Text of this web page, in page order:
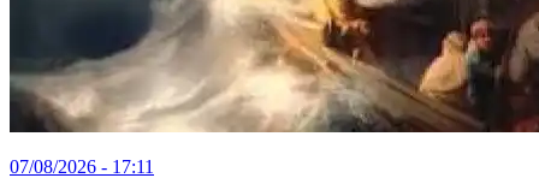
07/08/2026 - 17:11